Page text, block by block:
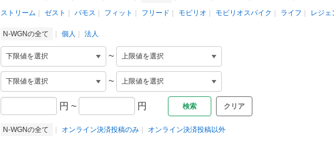
ストリーム
ゼスト バモス フィット フリード モビリオ モビリオスパイク ライフ レジェ
N-WGNの全て 個人 法人
~
~
円 ~ 円 クリア
N-WGNの全て オンライン決済投稿のみ オンライン決済投稿以外